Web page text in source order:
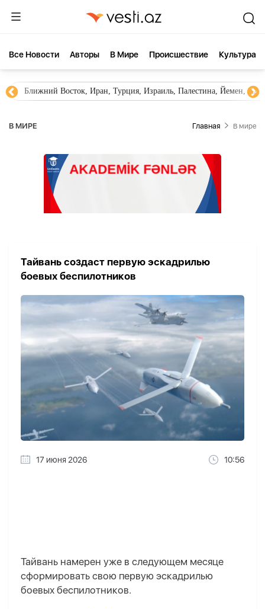
Все Новости Aвторы В Мире Происшествие Культура
Ближний Восток, Иран, Турция, Израиль, Палестина, Йемен,
В МИРЕ Главная В мире
Тайвань создаст первую эскадрилью
боевых беспилотников
17 июня 2026 10:56
Тайвань намерен уже в следующем месяце
сформировать свою первую эскадрилью
боевых беспилотников.